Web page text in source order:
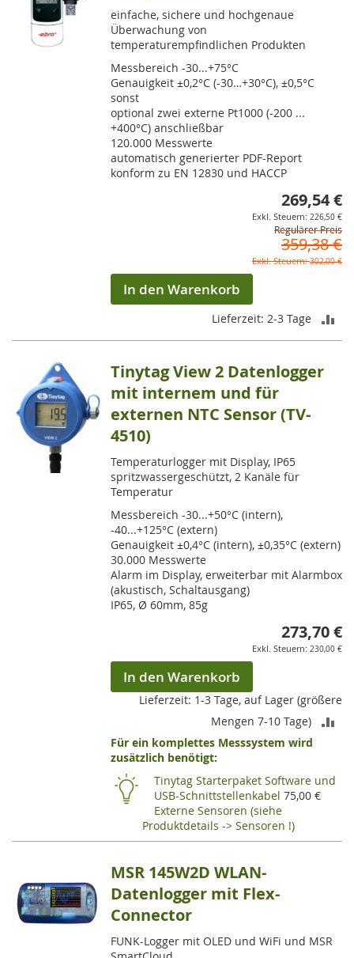
einfache, sichere und hochgenaue
Überwachung von
temperaturempfindlichen Produkten
Messbereich -30...+75°C
Genauigkeit ±0,2°C (-30…+30°C), ±0,5°C
sonst
optional zwei externe Pt1000 (-200 ...
+400°C) anschließbar
120.000 Messwerte
automatisch generierter PDF-Report
konform zu EN 12830 und HACCP
269,54 €
226,50 €
Regulärer Preis
359,38 €
302,00 €
In den Warenkorb
Lieferzeit: 2-3 Tage
Tinytag View 2 Datenlogger
mit internem und für
externen NTC Sensor (TV-
4510)
Temperaturlogger mit Display, IP65
spritzwassergeschützt, 2 Kanäle für
Temperatur
Messbereich -30...+50°C (intern),
-40...+125°C (extern)
Genauigkeit ±0,4°C (intern), ±0,35°C (extern)
30.000 Messwerte
Alarm im Display, erweiterbar mit Alarmbox
(akustisch, Schaltausgang)
IP65, Ø 60mm, 85g
273,70 €
230,00 €
In den Warenkorb
Lieferzeit: 1-3 Tage, auf Lager (größere
Mengen 7-10 Tage)
Für ein komplettes Messsystem wird
zusätzlich benötigt:
Tinytag Starterpaket Software und
USB-Schnittstellenkabel 75,00 €
Externe Sensoren (siehe
Produktdetails -> Sensoren !)
MSR 145W2D WLAN-
Datenlogger mit Flex-
Connector
FUNK-Logger mit OLED und WiFi und MSR